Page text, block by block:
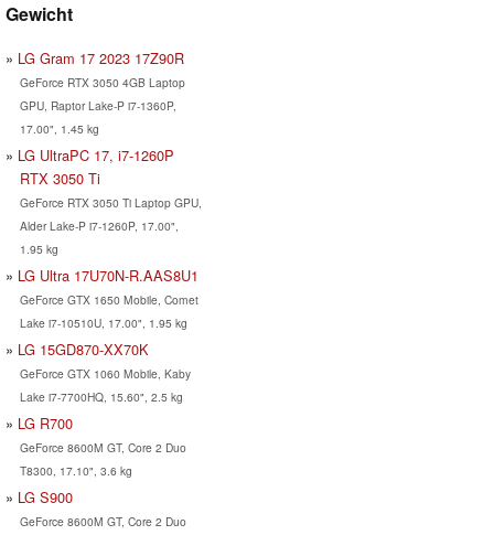
Gewicht
LG Gram 17 2023 17Z90R
GeForce RTX 3050 4GB Laptop
GPU, Raptor Lake-P i7-1360P,
17.00", 1.45 kg
LG UltraPC 17, i7-1260P
RTX 3050 Ti
GeForce RTX 3050 Ti Laptop GPU,
Alder Lake-P i7-1260P, 17.00",
1.95 kg
LG Ultra 17U70N-R.AAS8U1
GeForce GTX 1650 Mobile, Comet
Lake i7-10510U, 17.00", 1.95 kg
LG 15GD870-XX70K
GeForce GTX 1060 Mobile, Kaby
Lake i7-7700HQ, 15.60", 2.5 kg
LG R700
GeForce 8600M GT, Core 2 Duo
T8300, 17.10", 3.6 kg
LG S900
GeForce 8600M GT, Core 2 Duo